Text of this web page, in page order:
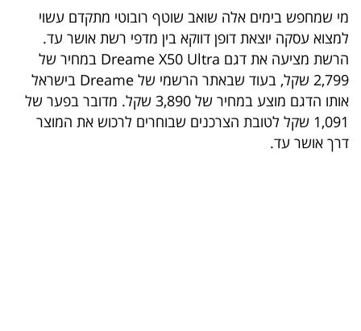
עסקי
ספורט
קריירה
ולימודים
מינויים
מי שמחפש בימים אלה שואב שוטף רובוטי מתקדם עשוי
למצוא עסקה יוצאת דופן דווקא בין מדפי רשת אושר עד.
הרשת מציעה את דגם Dreame X50 Ultra במחיר של
2,799 שקל, בעוד שבאתר הרשמי של Dreame בישראל
אותו הדגם מוצע במחיר של 3,890 שקל. מדובר בפער של
1,091 שקל לטובת הצרכנים שבוחרים לרכוש את המוצר
דרך אושר עד.